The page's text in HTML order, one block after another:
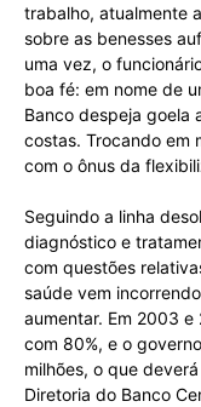
trabalho, atualmente
sobre as benesses
uma vez, o
boa fé: em nome de
Banco despeja goela
costas. Trocando em
com o ônus da
Seguindo a linha
diagnóstico e
com questões
saúde vem
aumentar. Em 2003
com 80%, e o
milhões, o que
Diretoria do Banco